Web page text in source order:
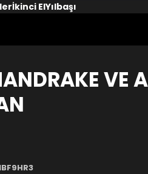
İkinci ElYılbaşı
VE